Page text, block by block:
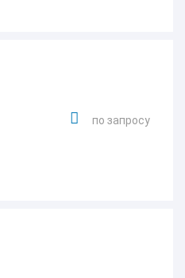
по запросу